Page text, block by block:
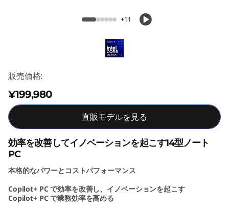
n
+11
販売価格:
¥199,980
直販モデルを見る
効率を改善してイノベーションを起こす14型ノート
PC
本格的なパワーとコストパフォーマンス
Copilot+ PC で効率を改善し、イノベーションを起こす
Copilot+ PC で業務効率を高める